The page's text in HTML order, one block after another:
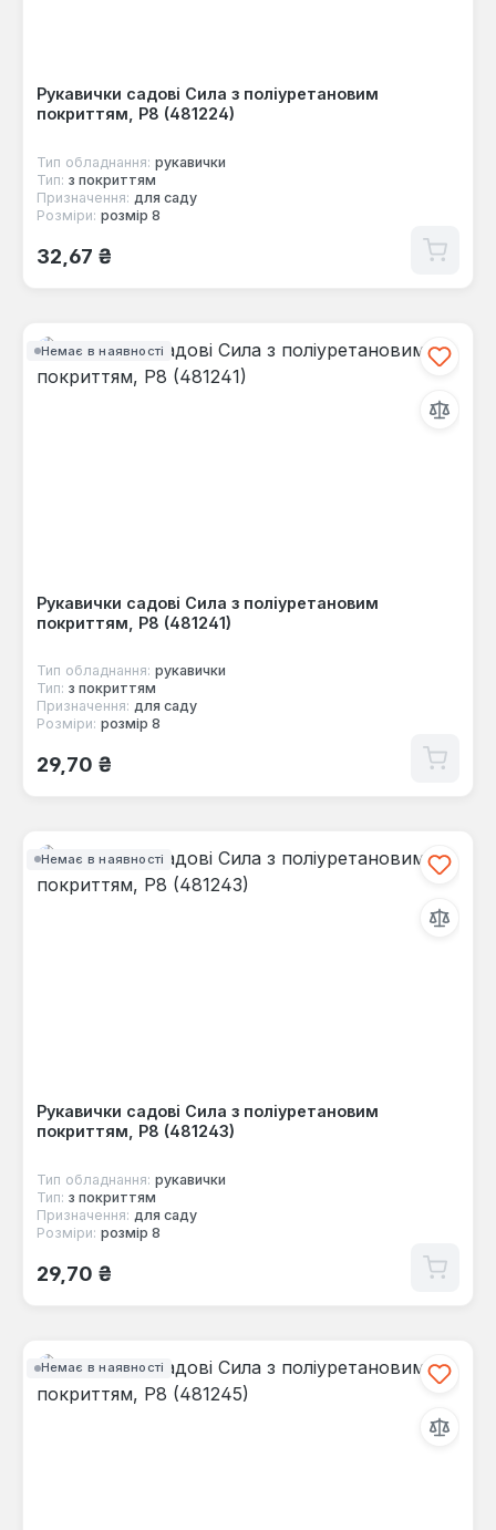
Рукавички садові Сила з поліуретановим
покриттям, Р8 (481224)
Тип обладнання: рукавички
Тип: з покриттям
Призначення: для саду
Розміри: розмір 8
Звичайна ціна:
32,67 ₴
Немає в наявності
Рукавички садові Сила з поліуретановим
покриттям, Р8 (481241)
Тип обладнання: рукавички
Тип: з покриттям
Призначення: для саду
Розміри: розмір 8
Звичайна ціна:
29,70 ₴
Немає в наявності
Рукавички садові Сила з поліуретановим
покриттям, Р8 (481243)
Тип обладнання: рукавички
Тип: з покриттям
Призначення: для саду
Розміри: розмір 8
Звичайна ціна:
29,70 ₴
Немає в наявності